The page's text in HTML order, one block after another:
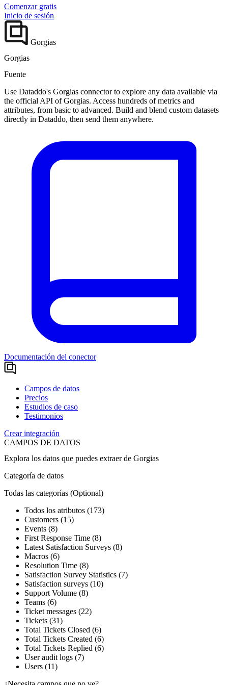
Comenzar gratis
Inicio de sesión
Gorgias
Gorgias
Fuente
Use Dataddo's Gorgias connector to explore any data available via
the official API of Gorgias. Access hundreds of metrics and
attributes, from basic to advanced. Build and blend custom datasets
directly in Dataddo, then send them anywhere.
Documentación del conector
Campos de datos
Precios
Estudios de caso
Testimonios
Crear integración
CAMPOS DE DATOS
Explora los datos que puedes extraer de Gorgias
Categoría de datos
Todas las categorías (Optional)
Todos los atributos (173)
Customers (15)
Events (8)
First Response Time (8)
Latest Satisfaction Surveys (8)
Macros (6)
Resolution Time (8)
Satisfaction Survey Statistics (7)
Satisfaction surveys (10)
Support Volume (8)
Teams (6)
Ticket messages (22)
Tickets (31)
Total Tickets Closed (6)
Total Tickets Created (6)
Total Tickets Replied (6)
User audit logs (7)
Users (11)